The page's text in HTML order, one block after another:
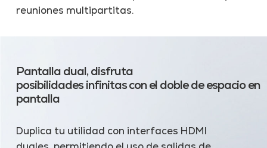
reuniones multipartitas.
Pantalla dual, disfruta
posibilidades infinitas con el doble de espacio en
pantalla
Duplica tu utilidad con interfaces HDMI